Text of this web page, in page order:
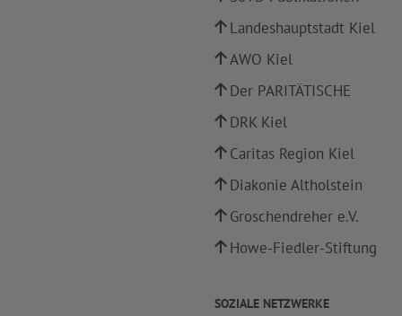
Landeshauptstadt Kiel
AWO Kiel
Der PARITÄTISCHE
DRK Kiel
Caritas Region Kiel
Diakonie Altholstein
Groschendreher e.V.
Howe-Fiedler-Stiftung
SOZIALE NETZWERKE